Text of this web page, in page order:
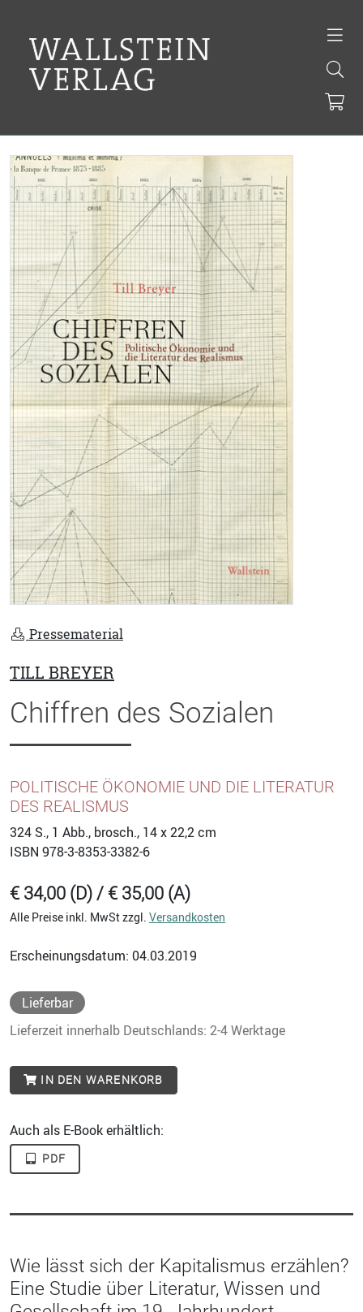
Pressematerial
TILL BREYER
Chiffren des Sozialen
POLITISCHE ÖKONOMIE UND DIE LITERATUR
DES REALISMUS
324 S., 1 Abb., brosch., 14 x 22,2 cm
ISBN 978-3-8353-3382-6
€ 34,00 (D) / € 35,00 (A)
Alle Preise inkl. MwSt zzgl. Versandkosten
Erscheinungsdatum: 04.03.2019
Lieferbar
Lieferzeit innerhalb Deutschlands: 2-4 Werktage
IN DEN WARENKORB
Auch als E-Book erhältlich:
PDF
Wie lässt sich der Kapitalismus erzählen?
Eine Studie über Literatur, Wissen und